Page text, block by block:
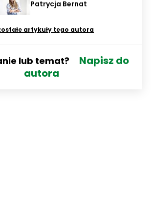
Patrycja Bernat
artykuły tego autora
lub temat?
Napisz do
autora